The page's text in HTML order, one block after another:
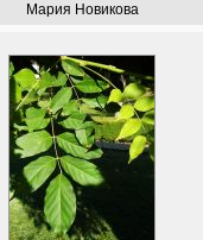
Мария Новикова